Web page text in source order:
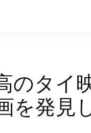
のタイ
を発見